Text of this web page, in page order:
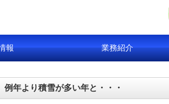
報 業務紹介
例年より積雪が多い年と・・・